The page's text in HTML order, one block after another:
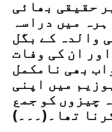
حقیقی بھائی
میں دراسہ
والدہ کے بگل
ان کی وفات
بھی نامکمل
میں اپنی
چیزوں کو جمع
تھا۔(۔۔۔)